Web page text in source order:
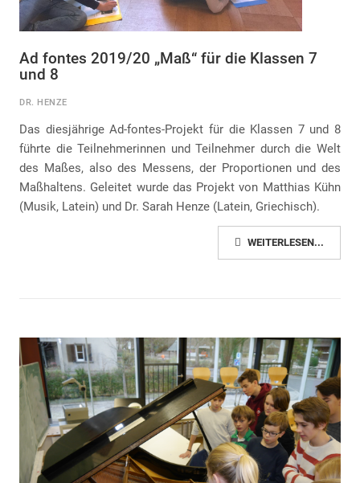
Ad fontes 2019/20 „Maß“ für die Klassen 7
und 8
DR. HENZE
Das diesjährige Ad-fontes-Projekt für die Klassen 7 und 8
führte die Teilnehmerinnen und Teilnehmer durch die Welt
des Maßes, also des Messens, der Proportionen und des
Maßhaltens. Geleitet wurde das Projekt von Matthias Kühn
(Musik, Latein) und Dr. Sarah Henze (Latein, Griechisch).
WEITERLESEN...